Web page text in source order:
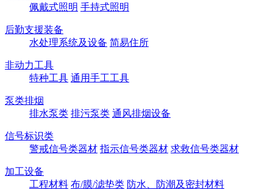
佩戴式照明 手持式照明
后勤支援装备
水处理系统及设备 简易住所
非动力工具
特种工具 通用手工工具
泵类排烟
排水泵类 排污泵类 通风排烟设备
信号标识类
警戒信号类器材 指示信号类器材 求救信号类器材
加工设备
工程材料 布/膜/滤垫类 防水、防潮及密封材料